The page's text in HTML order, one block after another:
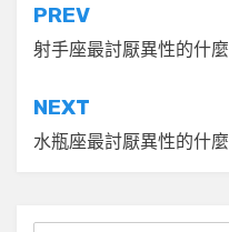
文
章
導
覽
PREV
射手座最討厭異性的什麼
NEXT
水瓶座最討厭異性的什麼